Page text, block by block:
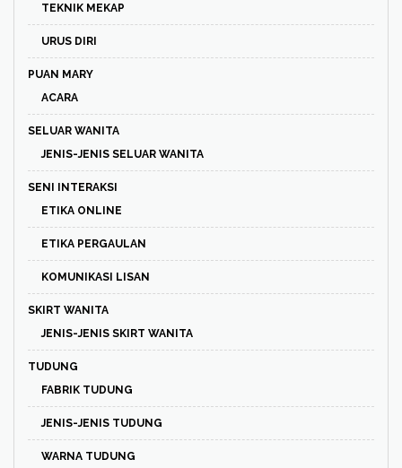
TEKNIK MEKAP
URUS DIRI
PUAN MARY
ACARA
SELUAR WANITA
JENIS-JENIS SELUAR WANITA
SENI INTERAKSI
ETIKA ONLINE
ETIKA PERGAULAN
KOMUNIKASI LISAN
SKIRT WANITA
JENIS-JENIS SKIRT WANITA
TUDUNG
FABRIK TUDUNG
JENIS-JENIS TUDUNG
WARNA TUDUNG